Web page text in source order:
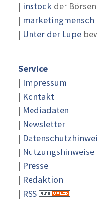
| instock der
|
| Unter der Lupe
Service
| Impressum
| Kontakt
| Mediadaten
| Newsletter
|
| Nutzungshinweise
| Presse
| Redaktion
| RSS